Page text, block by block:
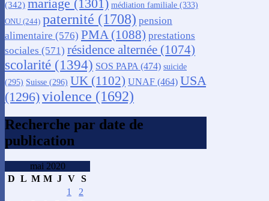
(342) mariage (1301) médiation familiale (333)
ONU (244) paternité (1708) pension
alimentaire (576) PMA (1088) prestations
sociales (571) résidence alternée (1074)
scolarité (1394) SOS PAPA (474) suicide
(295) Suisse (296) UK (1102) UNAF (464) USA
(1296)violence (1692)
Recherche par date de
publication
mai 2020
D L M M J V S
1
2